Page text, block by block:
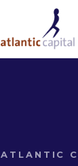
ATLANTIC